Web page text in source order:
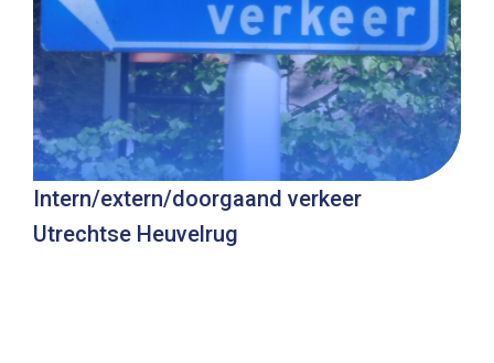
Intern/extern/doorgaand verkeer
Utrechtse Heuvelrug